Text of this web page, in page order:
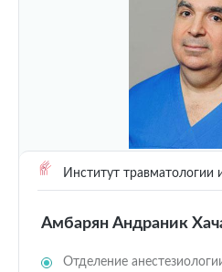
Институт травматологии
Амбарян Андраник
Отделение